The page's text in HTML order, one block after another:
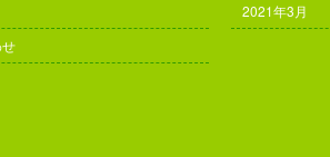
2021年3月